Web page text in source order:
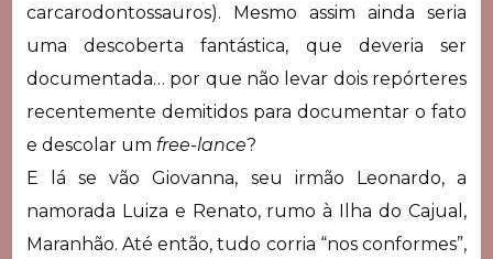
carcarodontossauros). Mesmo assim ainda seria
uma descoberta fantástica, que deveria ser
documentada… por que não levar dois repórteres
recentemente demitidos para documentar o fato
e descolar um free-lance?
E lá se vão Giovanna, seu irmão Leonardo, a
namorada Luiza e Renato, rumo à Ilha do Cajual,
Maranhão. Até então, tudo corria “nos conformes”,